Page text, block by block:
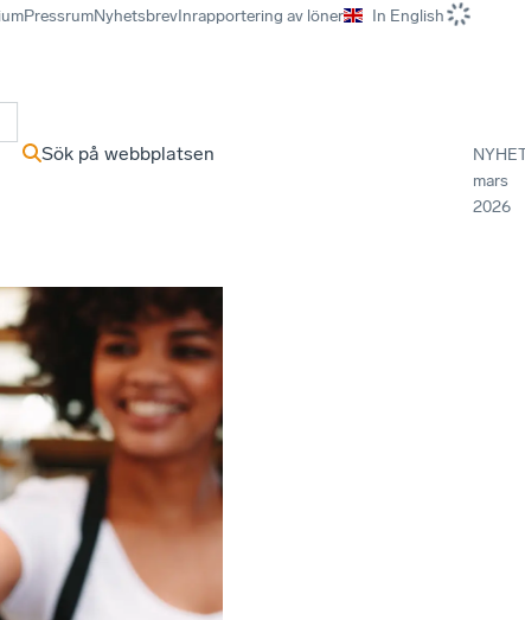
PressrumNyhetsbrevInrapportering av löner In English
Sök på webbplatsen
mars
2026